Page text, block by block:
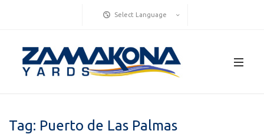
Select Language
Tag: Puerto de Las Palmas